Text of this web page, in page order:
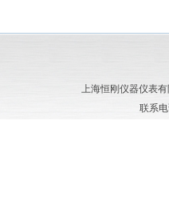
上海恒刚仪器仪表
联系